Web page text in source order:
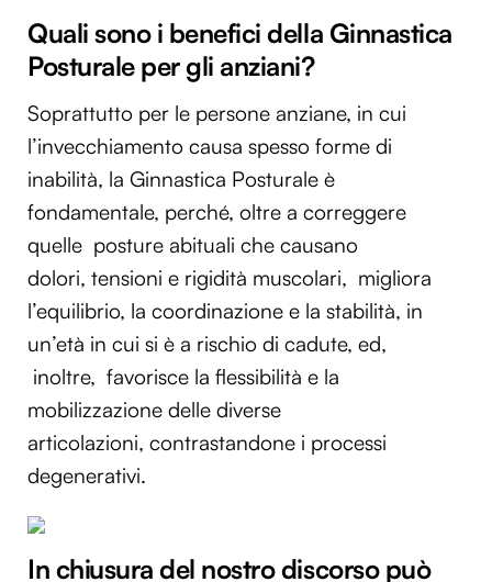
Quali sono i benefici della Ginnastica
Posturale per gli anziani?
Soprattutto per le persone anziane, in cui
l’invecchiamento causa spesso forme di
inabilità, la Ginnastica Posturale è
fondamentale, perché, oltre a correggere
quelle posture abituali che causano
dolori, tensioni e rigidità muscolari, migliora
l’equilibrio, la coordinazione e la stabilità, in
un’età in cui si è a rischio di cadute, ed,
inoltre, favorisce la flessibilità e la
mobilizzazione delle diverse
articolazioni, contrastandone i processi
degenerativi.
In chiusura del nostro discorso può